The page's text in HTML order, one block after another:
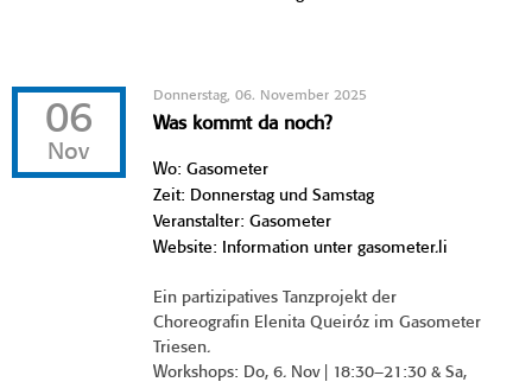
06
Nov
Donnerstag, 06. November 2025
Was kommt da noch?
Wo: Gasometer
Zeit: Donnerstag und Samstag
Veranstalter: Gasometer
Website: Information unter gasometer.li
Ein partizipatives Tanzprojekt der
Choreografin Elenita Queiróz im Gasometer
Triesen.
Workshops: Do, 6. Nov | 18:30–21:30 & Sa,